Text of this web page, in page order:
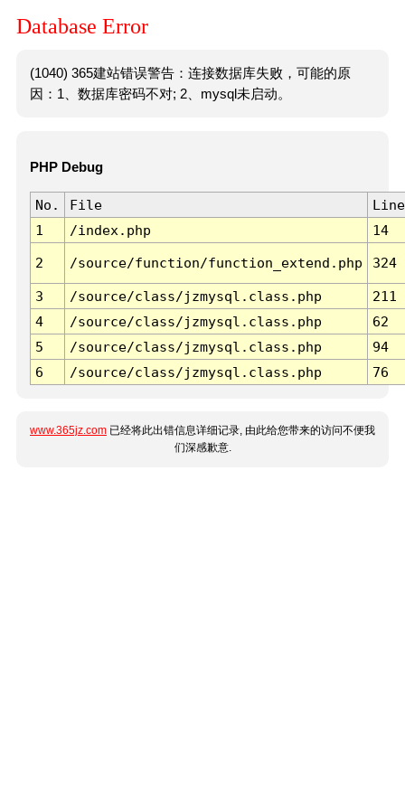
Database Error
(1040) 365建站错误警告：连接数据库失败，可能的原
因：1、数据库密码不对; 2、mysql未启动。
PHP Debug
No. File
Line
1
/index.php 14
2 /source/function/function_extend.php 324
3 /source/class/jzmysql.class.php
211
4
/source/class/jzmysql.class.php
62
5
/source/class/jzmysql.class.php
94
6
/source/class/jzmysql.class.php 76
www.365jz.com 已经将此出错信息详细记录, 由此给您带来的访问不便我
们深感歉意.